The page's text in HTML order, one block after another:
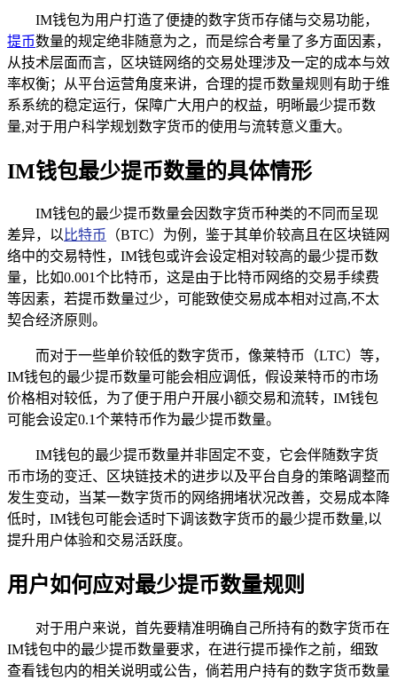
IM钱包为用户打造了便捷的数字货币存储与交易功能，
提币数量的规定绝非随意为之，而是综合考量了多方面因素，
从技术层面而言，区块链网络的交易处理涉及一定的成本与效
率权衡；从平台运营角度来讲，合理的提币数量规则有助于维
系系统的稳定运行，保障广大用户的权益，明晰最少提币数
量,对于用户科学规划数字货币的使用与流转意义重大。
IM钱包最少提币数量的具体情形
IM钱包的最少提币数量会因数字货币种类的不同而呈现
差异，以 比特币
（BTC）为例，鉴于其单价较高且在区块链网
络中的交易特性，IM钱包或许会设定相对较高的最少提币数
量，比如0.001个比特币，这是由于比特币网络的交易手续费
等因素，若提币数量过少，可能致使交易成本相对过高,不太
契合经济原则。
而对于一些单价较低的数字货币，像莱特币（LTC）等，
IM钱包的最少提币数量可能会相应调低，假设莱特币的市场
价格相对较低，为了便于用户开展小额交易和流转，IM钱包
可能会设定0.1个莱特币作为最少提币数量。
IM钱包的最少提币数量并非固定不变，它会伴随数字货
币市场的变迁、区块链技术的进步以及平台自身的策略调整而
发生变动，当某一数字货币的网络拥堵状况改善，交易成本降
低时，IM钱包可能会适时下调该数字货币的最少提币数量,以
提升用户体验和交易活跃度。
用户如何应对最少提币数量规则
对于用户来说，首先要精准明确自己所持有的数字货币在
IM钱包中的最少提币数量要求，在进行提币操作之前，细致
查看钱包内的相关说明或公告，倘若用户持有的数字货币数量